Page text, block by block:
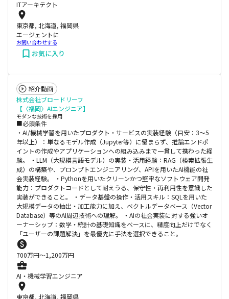
ITアーキテクト
東京都, 北海道, 福岡県
エージェントに
お問い合わせする
お気に入り
紹介動画
株式会社ブロードリーフ
【〈福岡〉AIエンジニア】
モダンな技術を採用
■必須条件
・AI/機械学習を用いたプロダクト・サービスの実装経験（目安：3〜5
年以上）：単なるモデル作成（Jupyter等）に留まらず、推論エンドポ
イントの作成やアプリケーションへの組み込みまで一貫して携わった経
験。 ・LLM（大規模言語モデル）の実装・活用経験：RAG（検索拡張生
成）の構築や、プロンプトエンジニアリング、APIを用いたAI機能の社
会実装経験。 ・Pythonを用いたクリーンかつ堅牢なソフトウェア開発
能力：プロダクトコードとして耐えうる、保守性・再利用性を意識した
実装ができること。 ・データ基盤の操作・活用スキル：SQLを用いた
大規模データの抽出・加工能力に加え、ベクトルデータベース（Vector
Database）等のAI周辺技術への理解。 ・AIの社会実装に対する強いオ
ーナーシップ：数学・統計の基礎知識をベースに、精度向上だけでなく
「ユーザーの課題解決」を最優先に手法を選択できること。
700万円〜1,200万円
AI・機械学習エンジニア
東京都, 北海道, 福岡県